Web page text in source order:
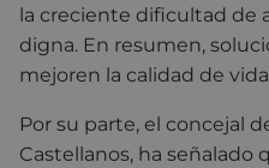
la creciente dificultad de
digna. En resumen,
mejoren la calidad de
Por su parte, el concejal
Castellanos, ha